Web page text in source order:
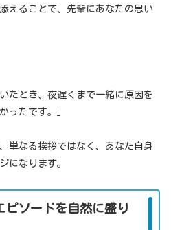
えることで、先輩にあなたの思い
たとき、夜遅くまで一緒に原因を
ったです。」
単なる挨拶ではなく、あなた自身
になります。
ピソードを自然に盛り